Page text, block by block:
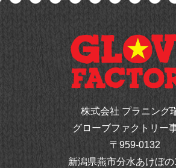
株式会社 プラニング
グローブファクトリー
〒959-0132
新潟県燕市分水あけぼ